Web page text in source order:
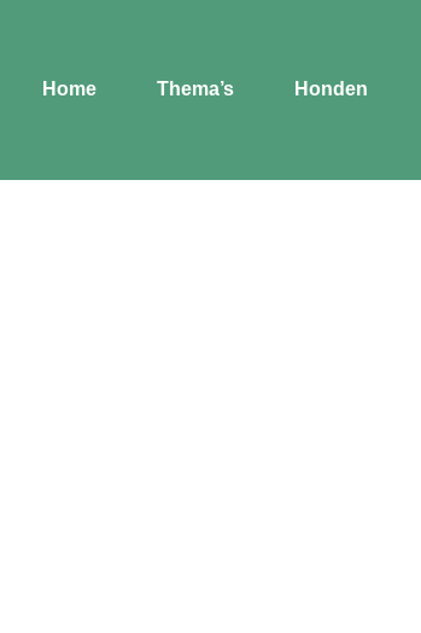
Home Thema’s Honden